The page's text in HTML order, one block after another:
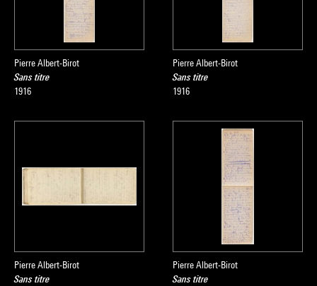
Pierre Albert-Birot
Sans titre
1916
Pierre Albert-Birot
Sans titre
1916
Pierre Albert-Birot
Sans titre
Pierre Albert-Birot
Sans titre